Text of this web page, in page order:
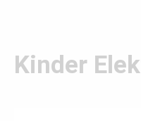
Kinder